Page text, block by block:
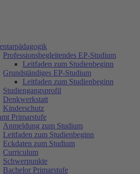
Professionsbegleitendes EP-Studium
Leitfaden zum Studienbeginn
Grundständiges EP-Studium
Leitfaden zum Studienbeginn
Studiengangsprofil
Denkwerkstatt
Kinderschutz
Primarstufe
Anmeldung zum Studium
Leitfaden zum Studienbeginn
Eckdaten zum Studium
Curriculum
Schwerpunkte
Bachelor Primarstufe